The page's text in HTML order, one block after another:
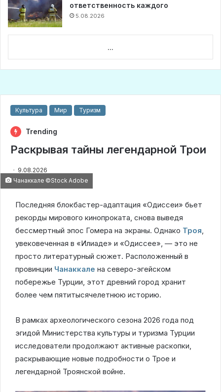
ответственность каждого
5.08.2026
...